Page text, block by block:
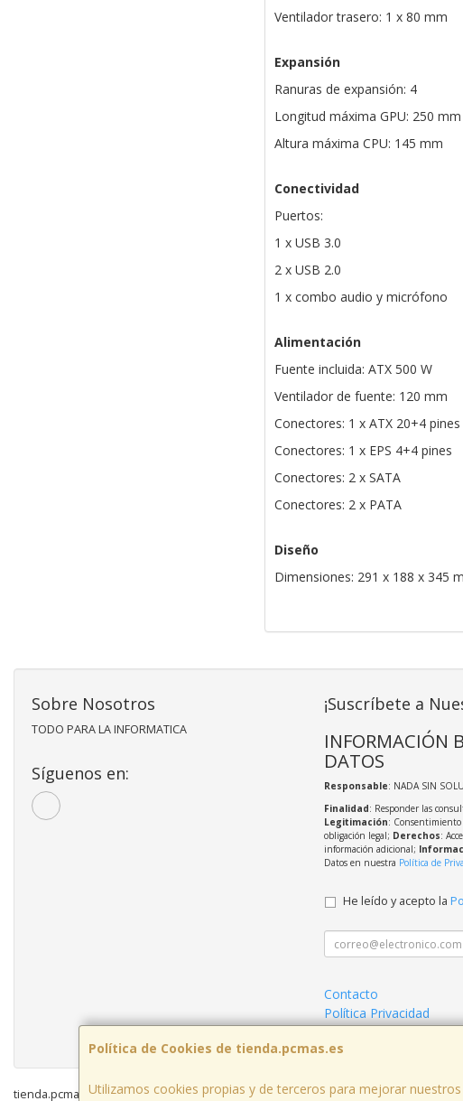
Ventilador trasero: 1 x 80 mm
Expansión
Ranuras de expansión: 4
Longitud máxima GPU: 250 mm
Altura máxima CPU: 145 mm
Conectividad
Puertos:
1 x USB 3.0
2 x USB 2.0
1 x combo audio y micrófono
Alimentación
Fuente incluida: ATX 500 W
Ventilador de fuente: 120 mm
Conectores: 1 x ATX 20+4 pines
Conectores: 1 x EPS 4+4 pines
Conectores: 2 x SATA
Conectores: 2 x PATA
Diseño
Dimensiones: 291 x 188 x 345
Política de Cookies de tienda.pcmas.es
Utilizamos cookies propias y de terceros para mejorar nuestros
Sobre Nosotros
TODO PARA LA INFORMATICA
Síguenos en:
¡Suscríbete a
INFORMACIÓN
DATOS
Responsable: NADA SIN
Finalidad: Responder las
Legitimación:
obligación legal; Derechos:
información adicional;
Datos en nuestra Política de
He leído y acepto la
Contacto
Política Privacidad
tienda.pcmas.es © 2026